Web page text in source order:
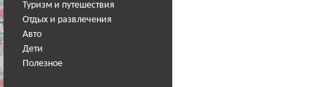
Туризм и путешествия
Отдых и развлечения
Авто
Дети
Полезное